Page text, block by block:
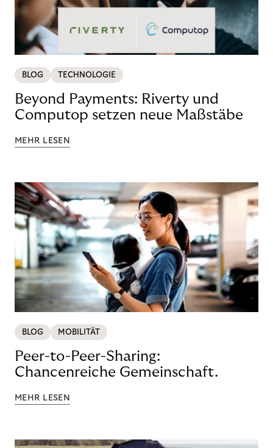
BLOG TECHNOLOGIE
Beyond Payments: Riverty und
Computop setzen neue Maßstäbe
MEHR LESEN
BLOG MOBILITÄT
Peer-to-Peer-Sharing:
Chancenreiche Gemeinschaft.
MEHR LESEN